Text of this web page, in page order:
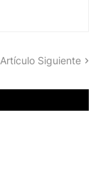
Artículo Siguiente